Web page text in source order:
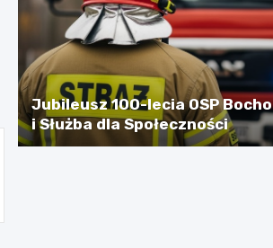
Jubileusz 100-lecia OSP
i Służba dla Społeczności